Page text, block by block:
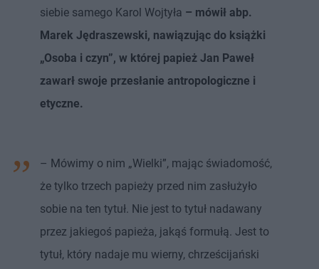
siebie samego Karol Wojtyła – mówił abp.
Marek Jędraszewski, nawiązując do książki
„Osoba i czyn”, w której papież Jan Paweł
zawarł swoje przesłanie antropologiczne i
etyczne.
– Mówimy o nim „Wielki”, mając świadomość,
że tylko trzech papieży przed nim zasłużyło
sobie na ten tytuł. Nie jest to tytuł nadawany
przez jakiegoś papieża, jakąś formułą. Jest to
tytuł, który nadaje mu wierny, chrześcijański